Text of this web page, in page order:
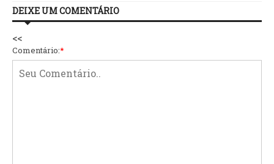
DEIXE UM COMENTÁRIO
<<
Comentário:*